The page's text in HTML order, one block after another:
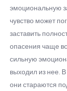
эмоциональную
чувство может
заставить
опасения чаще
сильную
выходил из нее.
они стараются